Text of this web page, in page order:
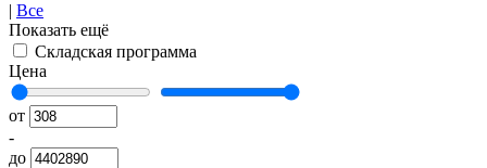
| Все
Показать ещё
Складская программа
Цена
от
-
до